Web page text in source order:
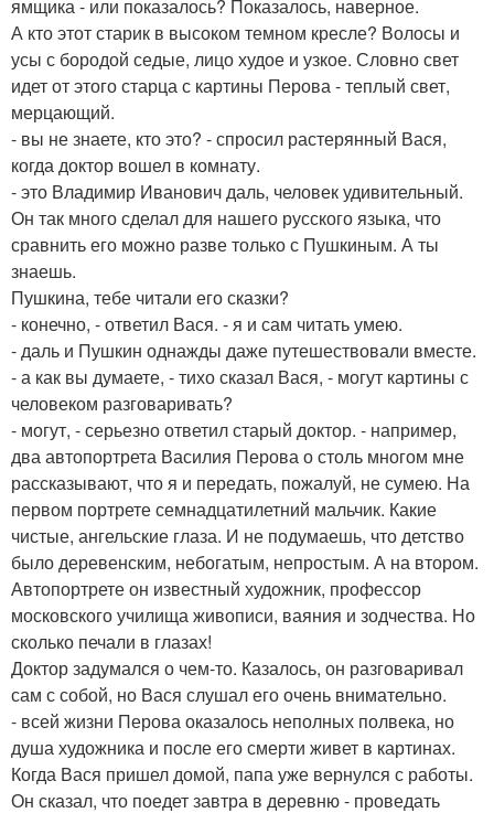
ямщика - или показалось? Показалось, наверное.
А кто этот старик в высоком темном кресле? Волосы и
усы с бородой седые, лицо худое и узкое. Словно свет
идет от этого старца с картины Перова - теплый свет,
мерцающий.
- вы не знаете, кто это? - спросил растерянный Вася,
когда доктор вошел в комнату.
- это Владимир Иванович даль, человек удивительный.
Он так много сделал для нашего русского языка, что
сравнить его можно разве только с Пушкиным. А ты
знаешь.
Пушкина, тебе читали его сказки?
- конечно, - ответил Вася. - я и сам читать умею.
- даль и Пушкин однажды даже путешествовали вместе.
- а как вы думаете, - тихо сказал Вася, - могут картины с
человеком разговаривать?
- могут, - серьезно ответил старый доктор. - например,
два автопортрета Василия Перова о столь многом мне
рассказывают, что я и передать, пожалуй, не сумею. На
первом портрете семнадцатилетний мальчик. Какие
чистые, ангельские глаза. И не подумаешь, что детство
было деревенским, небогатым, непростым. А на втором.
Автопортрете он известный художник, профессор
московского училища живописи, ваяния и зодчества. Но
сколько печали в глазах!
Доктор задумался о чем-то. Казалось, он разговаривал
сам с собой, но Вася слушал его очень внимательно.
- всей жизни Перова оказалось неполных полвека, но
душа художника и после его смерти живет в картинах.
Когда Вася пришел домой, папа уже вернулся с работы.
Он сказал, что поедет завтра в деревню - проведать